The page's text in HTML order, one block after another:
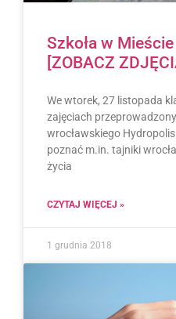
Szkoła w
[ZOBACZ
We wtorek, 27 listopada
zajęciach
wrocławskiego
poznać m.in. tajniki
życia
CZYTAJ WIĘCEJ »
1 grudnia 2018